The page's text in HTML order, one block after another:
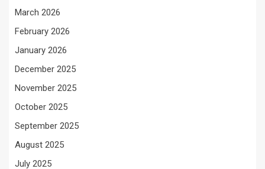
March 2026
February 2026
January 2026
December 2025
November 2025
October 2025
September 2025
August 2025
July 2025